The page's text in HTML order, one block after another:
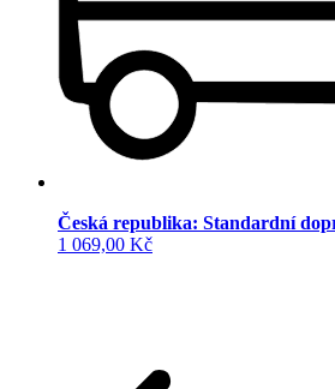
Česká republika: Standardní
1 069,00 Kč